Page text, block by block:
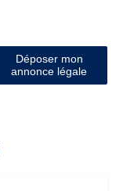
Déposer mon
annonce légale